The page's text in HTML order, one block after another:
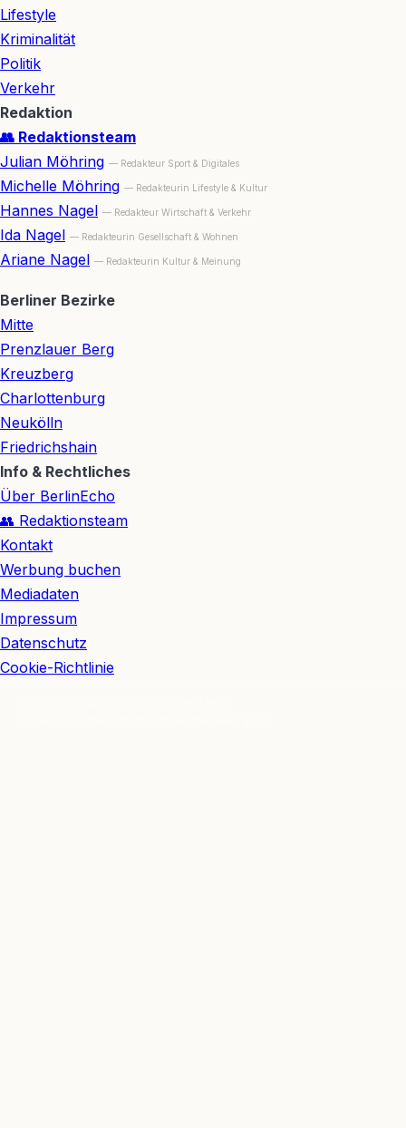
Lifestyle
Kriminalität
Politik
Verkehr
Redaktion
👥 Redaktionsteam
Julian Möhring — Redakteur Sport & Digitales
Michelle Möhring — Redakteurin Lifestyle & Kultur
Hannes Nagel — Redakteur Wirtschaft & Verkehr
Ida Nagel — Redakteurin Gesellschaft & Wohnen
Ariane Nagel — Redakteurin Kultur & Meinung
Berliner Bezirke
Mitte
Prenzlauer Berg
Kreuzberg
Charlottenburg
Neukölln
Friedrichshain
Info & Rechtliches
Über BerlinEcho
👥 Redaktionsteam
Kontakt
Werbung buchen
Mediadaten
Impressum
Datenschutz
Cookie-Richtlinie